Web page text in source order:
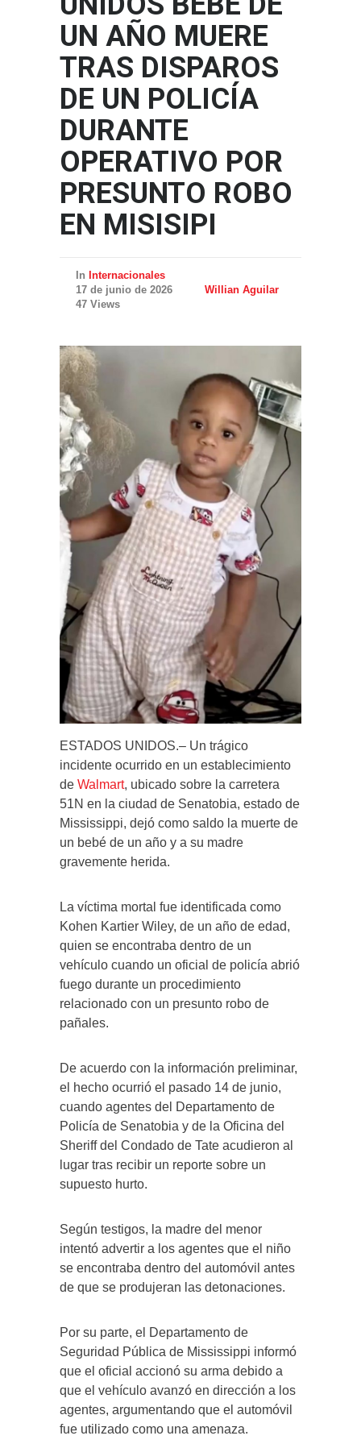
UN AÑO MUERE
TRAS DISPAROS
DE UN POLICÍA
DURANTE
OPERATIVO POR
PRESUNTO ROBO
EN MISISIPI
In Internacionales
17 de junio de 2026
Willian Aguilar
47 Views
ESTADOS UNIDOS.– Un trágico
incidente ocurrido en un establecimiento
de Walmart, ubicado sobre la carretera
51N en la ciudad de Senatobia, estado de
Mississippi, dejó como saldo la muerte de
un bebé de un año y a su madre
gravemente herida.
La víctima mortal fue identificada como
Kohen Kartier Wiley, de un año de edad,
quien se encontraba dentro de un
vehículo cuando un oficial de policía abrió
fuego durante un procedimiento
relacionado con un presunto robo de
pañales.
De acuerdo con la información preliminar,
el hecho ocurrió el pasado 14 de junio,
cuando agentes del Departamento de
Policía de Senatobia y de la Oficina del
Sheriff del Condado de Tate acudieron al
lugar tras recibir un reporte sobre un
supuesto hurto.
Según testigos, la madre del menor
intentó advertir a los agentes que el niño
se encontraba dentro del automóvil antes
de que se produjeran las detonaciones.
Por su parte, el Departamento de
Seguridad Pública de Mississippi informó
que el oficial accionó su arma debido a
que el vehículo avanzó en dirección a los
agentes, argumentando que el automóvil
fue utilizado como una amenaza.